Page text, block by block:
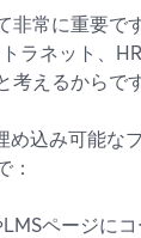
非常に重要で
ラネット、HR
えるからです
込み可能な
：
ページに